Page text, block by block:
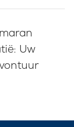
Uw